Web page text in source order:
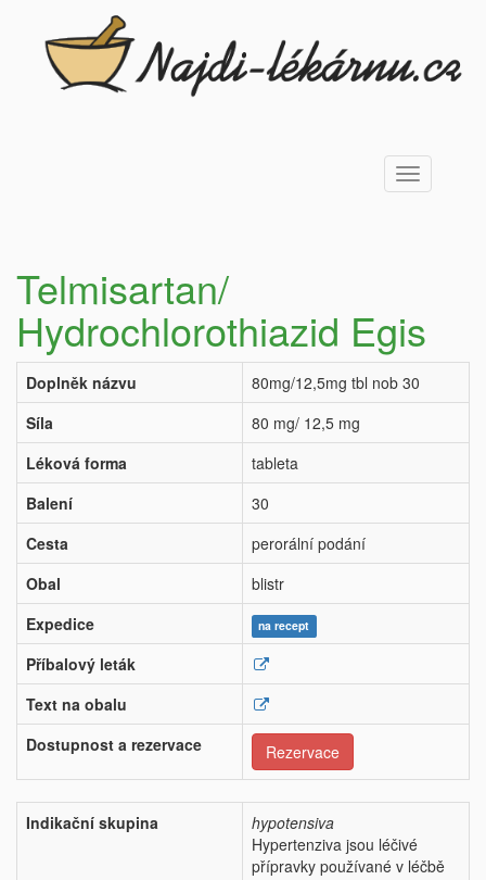
Toggle
navigation
Telmisartan/
Hydrochlorothiazid Egis
Doplněk názvu
80mg/12,5mg tbl nob 30
Síla
80 mg/ 12,5 mg
Léková forma
tableta
Balení
30
Cesta
perorální podání
Obal
blistr
Expedice
na recept
Příbalový leták
Text na obalu
Dostupnost a rezervace
Rezervace
Indikační skupina
hypotensiva
Hypertenziva jsou léčivé
přípravky používané v léčbě